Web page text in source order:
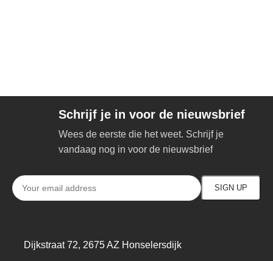
Schrijf je in voor de nieuwsbrief
Wees de eerste die het weet. Schrijf je
vandaag nog in voor de nieuwsbrief
Dijkstraat 72, 2675 AZ Honselersdijk